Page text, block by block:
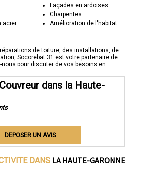
acier
Façades en ardoises
Charpentes
Amélioration de l'habitat
de toiture, des installations, de
Socorebat 31 est votre partenaire de
pour discuter de vos besoins en
sous un toit solide et étanche.
ce qui vous est cher, toit après toit.
dans la Haute-
DEPOSER UN AVIS
DANS LA HAUTE-GARONNE